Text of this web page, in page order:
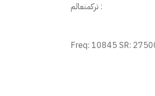
ترکمنعالم :
Freq: 10845 SR: